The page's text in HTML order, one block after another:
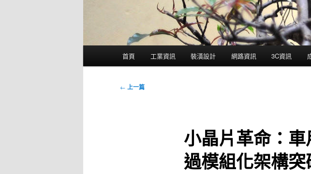
首頁 工業資訊 裝潢設計 網路資訊 3C資訊
文
← 上一篇
小晶片革命：
過模組化架構